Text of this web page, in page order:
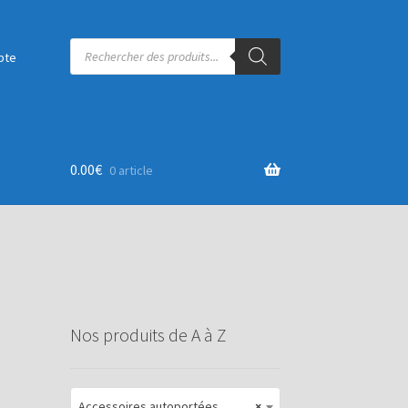
Recherche
produits
0.00€ 0 article
Nos produits de A à Z